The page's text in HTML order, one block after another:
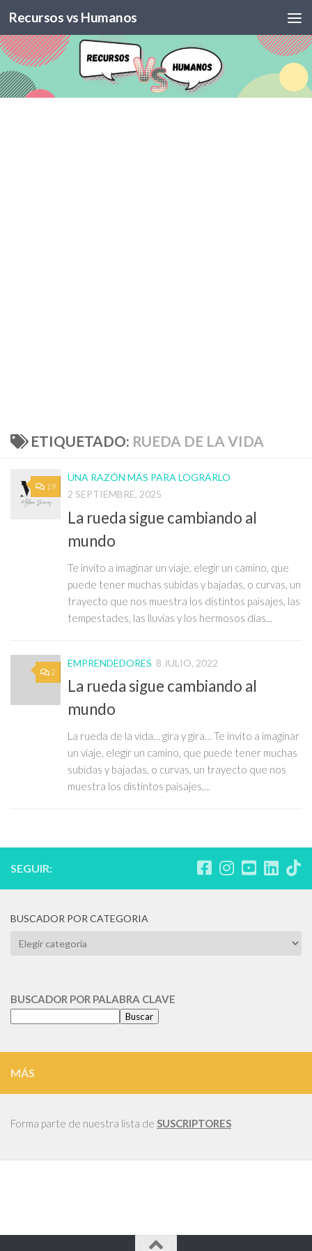
Skip to content
Recursos vs Humanos
ETIQUETADO: RUEDA DE LA VIDA
19
UNA RAZÓN MÁS PARA LOGRARLO
2 SEPTIEMBRE, 2025
La rueda sigue cambiando al
mundo
Te invito a imaginar un viaje, elegir un camino, que
puede tener muchas subidas y bajadas, o curvas, un
trayecto que nos muestra los distintos paisajes, las
tempestades, las lluvias y los hermosos días...
2
EMPRENDEDORES 8 JULIO, 2022
La rueda sigue cambiando al
mundo
La rueda de la vida… gira y gira… Te invito a imaginar
un viaje, elegir un camino, que puede tener muchas
subidas y bajadas, o curvas, un trayecto que nos
muestra los distintos paisajes,...
SEGUIR:
BUSCADOR POR CATEGORIA
BUSCADOR
BUSCADOR POR PALABRA CLAVE
Buscar
MÁS
Forma parte de nuestra lista de SUSCRIPTORES